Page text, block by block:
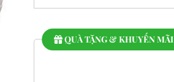
QUÀ TẶNG & KHUYẾN MÃI